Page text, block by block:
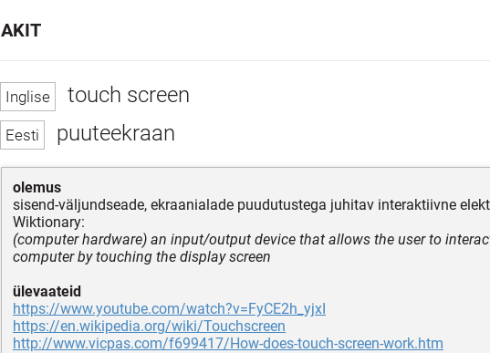
touch screen
puuteekraan
olemus
sisend-väljundseade, ekraanialade puudutustega juhitav interaktiivne
Wiktionary:
(computer hardware) an input/output device that allows the user to
computer by touching the display screen
ülevaateid
https://www.youtube.com/watch?v=FyCE2h_yjxI
https://en.wikipedia.org/wiki/Touchscreen
http://www.vicpas.com/f699417/How-does-touch-screen-work.htm
AKIT